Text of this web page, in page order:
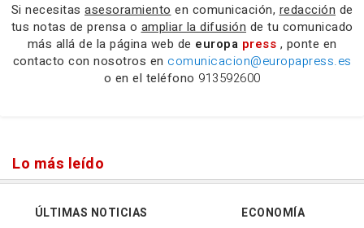
Si necesitas asesoramiento en comunicación, redacción de
tus notas de prensa o ampliar la difusión de tu comunicado
más allá de la página web de europa press , ponte en
contacto con nosotros en comunicacion@europapress.es
o en el teléfono 913592600
Lo más leído
ÚLTIMAS NOTICIAS
ECONOMÍA